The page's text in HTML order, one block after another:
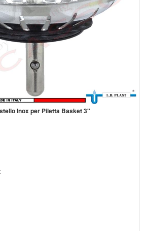
Inox per Piletta Basket 3"